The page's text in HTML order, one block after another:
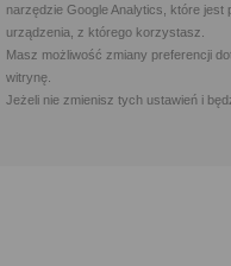
narzędzie Google Analytics, które
urządzenia, z którego korzystasz.
Masz możliwość zmiany preferencji
witrynę.
Jeżeli nie zmienisz tych ustawień i